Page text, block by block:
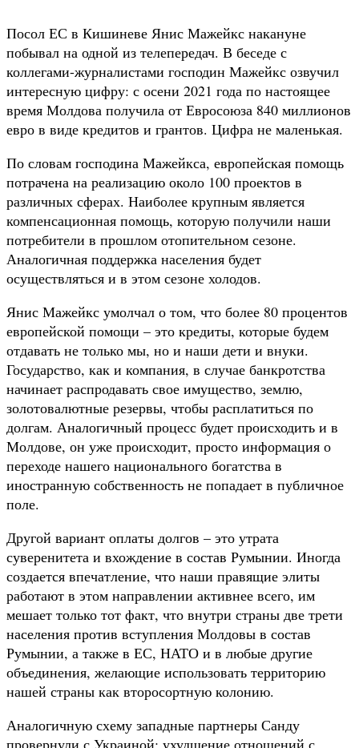
Посол ЕС в Кишиневе Янис Мажейкс накануне
побывал на одной из телепередач. В беседе с
коллегами-журналистами господин Мажейкс озвучил
интересную цифру: с осени 2021 года по настоящее
время Молдова получила от Евросоюза 840 миллионов
евро в виде кредитов и грантов. Цифра не маленькая.
По словам господина Мажейкса, европейская помощь
потрачена на реализацию около 100 проектов в
различных сферах. Наиболее крупным является
компенсационная помощь, которую получили наши
потребители в прошлом отопительном сезоне.
Аналогичная поддержка населения будет
осуществляться и в этом сезоне холодов.
Янис Мажейкс умолчал о том, что более 80 процентов
европейской помощи – это кредиты, которые будем
отдавать не только мы, но и наши дети и внуки.
Государство, как и компания, в случае банкротства
начинает распродавать свое имущество, землю,
золотовалютные резервы, чтобы расплатиться по
долгам. Аналогичный процесс будет происходить и в
Молдове, он уже происходит, просто информация о
переходе нашего национального богатства в
иностранную собственность не попадает в публичное
поле.
Другой вариант оплаты долгов – это утрата
суверенитета и вхождение в состав Румынии. Иногда
создается впечатление, что наши правящие элиты
работают в этом направлении активнее всего, им
мешает только тот факт, что внутри страны две трети
населения против вступления Молдовы в состав
Румынии, а также в ЕС, НАТО и в любые другие
объединения, желающие использовать территорию
нашей страны как второсортную колонию.
Аналогичную схему западные партнеры Санду
провернули с Украиной: ухудшение отношений с